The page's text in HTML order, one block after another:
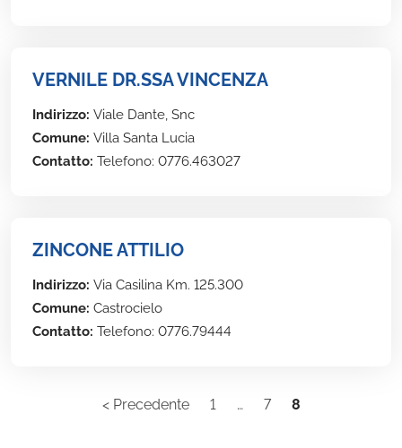
VERNILE DR.SSA VINCENZA
Indirizzo: Viale Dante, Snc
Comune: Villa Santa Lucia
Contatto: Telefono: 0776.463027
ZINCONE ATTILIO
Indirizzo: Via Casilina Km. 125.300
Comune: Castrocielo
Contatto: Telefono: 0776.79444
< Precedente 1 … 7 8